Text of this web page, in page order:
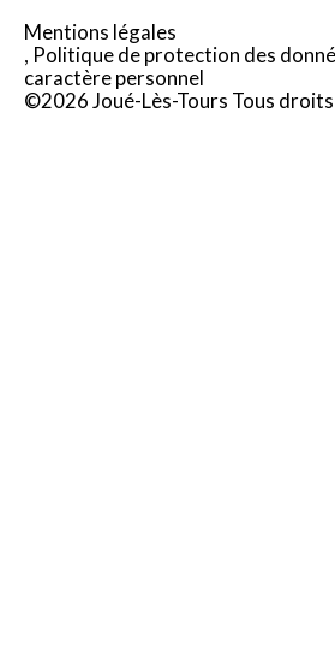
Mentions légales
Politique de protection des
caractère personnel
©2026 Joué-Lès-Tours Tous